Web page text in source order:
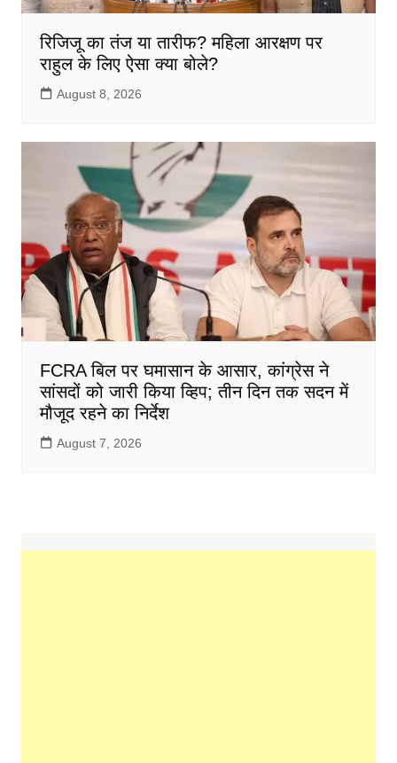
रिजिजू का तंज या तारीफ? महिला आरक्षण पर
राहुल के लिए ऐसा क्या बोले?
August 8, 2026
FCRA बिल पर घमासान के आसार, कांग्रेस ने
सांसदों को जारी किया व्हिप; तीन दिन तक सदन में
मौजूद रहने का निर्देश
August 7, 2026